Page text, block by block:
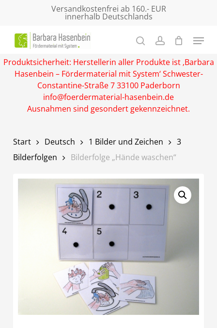
content
Versandkostenfrei ab 160.- EUR
innerhalb Deutschlands
Produktsicherheit: Herstellerin aller Produkte ist ‚Barbara
Hasenbein – Fördermaterial mit System‘ Schwester-
Constantine-Straße 7 33100 Paderborn
info@foerdermaterial-hasenbein.de
Ausnahmen sind gesondert gekennzeichnet.
Start Deutsch 1 Bilder und Zeichen
3
Bilderfolgen
Bilderfolge „Hände waschen“
Menu